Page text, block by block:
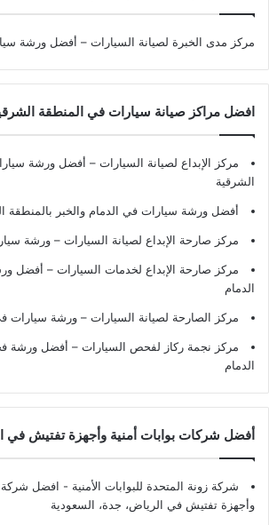
مركز مدى الخبرة لصيانة السيارات – أفضل ورشة
افضل مراكز صيانة سيارات في المنطقة
مركز الإبداع لصيانة السيارات – أفضل ورشة
الشرقية
أفضل ورشة سيارات في الدمام والخبر بالمنطقة
مركز صارحة الإبداع لصيانة السيارات – ورشة
مركز صارحة الإبداع لخدمات السيارات – أفضل
الدمام
مركز الصارحة لصيانة السيارات – ورشة سيارات في
مركز نجمة ركاز لفحص السيارات – أفضل ورشة
الدمام
أفضل شركات بوابات أمنية وأجهزة تفتيش في
شركة زونة المتحدة للبوابات الأمنية - افضل شركة
وأجهزة تفتيش في الرياض، جدة، السعودية